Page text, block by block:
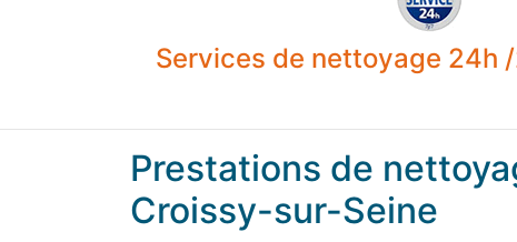
Services de nettoyage 24h
Prestations de
Croissy-sur-Seine